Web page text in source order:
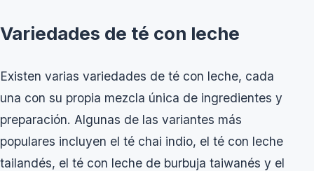
Variedades de té con leche
Existen varias variedades de té con leche, cada
una con su propia mezcla única de ingredientes y
preparación. Algunas de las variantes más
populares incluyen el té chai indio, el té con leche
tailandés, el té con leche de burbuja taiwanés y el